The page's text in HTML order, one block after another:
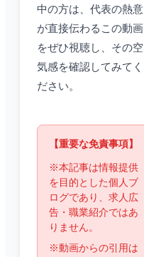
中の方は、代表の熱意
が直接伝わるこの動画
をぜひ視聴し、その空
気感を確認してみてく
ださい。
【重要な免責事項】
※本記事は情報提供
を目的とした個人ブ
ログであり、求人広
告・職業紹介ではあ
りません。
※動画からの引用は